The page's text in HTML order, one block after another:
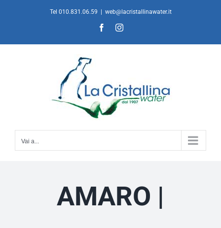
Tel 010.831.06.59 web@lacristallinawater.it
FacebookInstagram
Vai a...
AMARO |